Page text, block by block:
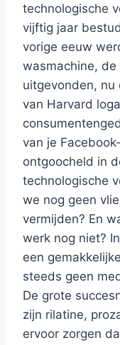
technologische
vijftig jaar
vorige eeuw
wasmachine,
uitgevonden,
van Harvard
van je
ontgoocheld in
technologische
we nog geen
vermijden? En
werk nog niet?
een
steeds geen
De grote
zijn rilatine,
ervoor zorgen